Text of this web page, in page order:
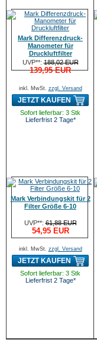
Mark Differenzdruck-
Manometer für
Druckluftfilter
UVP**:188,02 EUR
139,95 EUR
inkl. MwSt. zzgl. Versand
JETZT KAUFEN
Sofort lieferbar: 3 Stk
Lieferfrist 2 Tage*
Mark Verbindungskit für 2
Filter Größe 6-10
UVP**:61,88 EUR
54,95 EUR
inkl. MwSt. zzgl. Versand
JETZT KAUFEN
Sofort lieferbar: 3 Stk
Lieferfrist 2 Tage*